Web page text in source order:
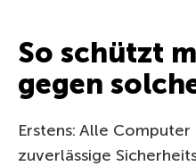
So schützt
gegen
Erstens: Alle
zuverlässige